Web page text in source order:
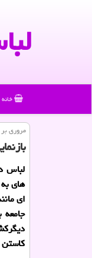
خانه
مروری
لباس
های
ای
كاستن